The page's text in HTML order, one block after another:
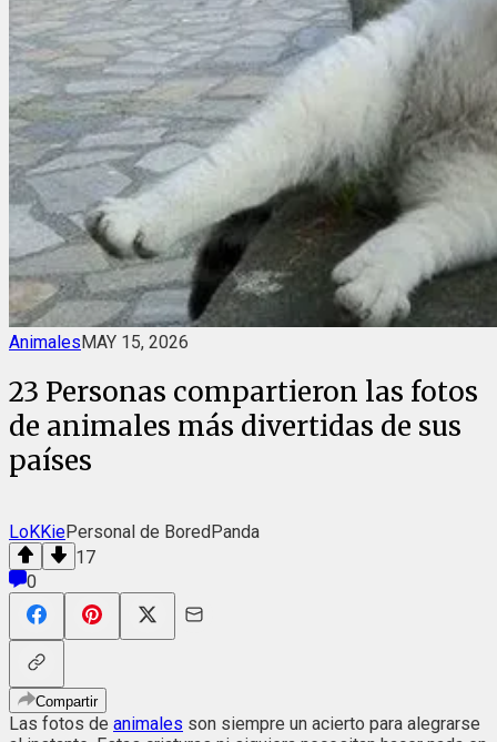
AnimalesMAY 15, 2026
23 Personas compartieron las fotos
de animales más divertidas de sus
países
LoKKiePersonal de BoredPanda
17
0
Compartir
Las fotos de animales son siempre un acierto para alegrarse